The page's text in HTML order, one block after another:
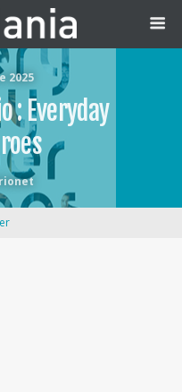
2025
: Everyday